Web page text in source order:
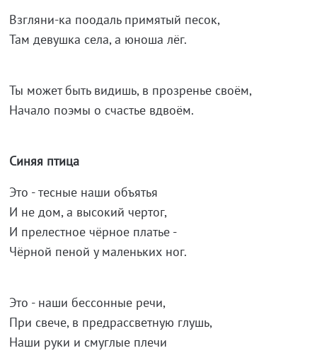
Взгляни-ка поодаль примятый песок,
Там девушка села, а юноша лёг.
Ты может быть видишь, в прозренье своём,
Начало поэмы о счастье вдвоём.
Синяя птица
Это - тесные наши объятья
И не дом, а высокий чертог,
И прелестное чёрное платье -
Чёрной пеной у маленьких ног.
Это - наши бессонные речи,
При свече, в предрассветную глушь,
Наши руки и смуглые плечи